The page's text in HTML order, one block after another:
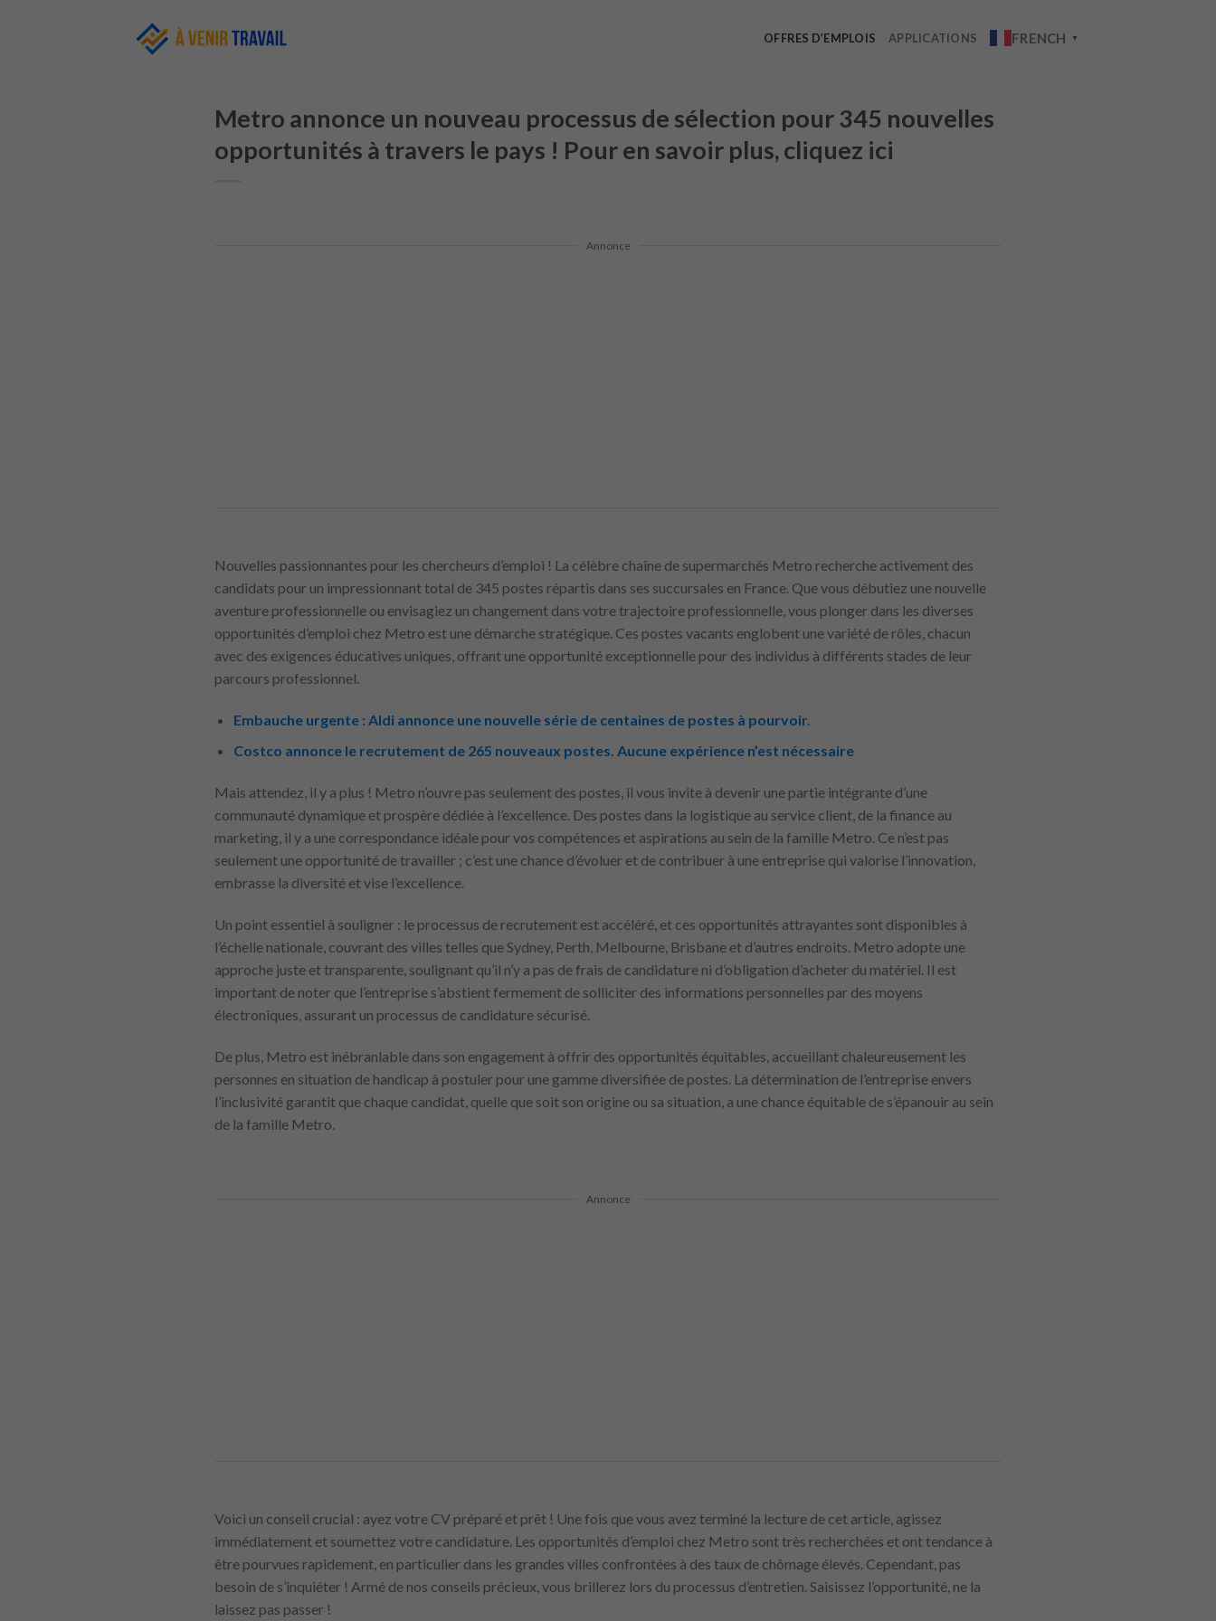
OFFRES D’EMPLOIS APPLICATIONS FRENCH ▼
Metro annonce un nouveau processus de sélection pour 345 nouvelles
opportunités à travers le pays ! Pour en savoir plus, cliquez ici
Annonce
Nouvelles passionnantes pour les chercheurs d’emploi ! La célèbre chaîne de supermarchés Metro recherche activement des
candidats pour un impressionnant total de 345 postes répartis dans ses succursales en France. Que vous débutiez une nouvelle
aventure professionnelle ou envisagiez un changement dans votre trajectoire professionnelle, vous plonger dans les diverses
opportunités d’emploi chez Metro est une démarche stratégique. Ces postes vacants englobent une variété de rôles, chacun
avec des exigences éducatives uniques, offrant une opportunité exceptionnelle pour des individus à différents stades de leur
parcours professionnel.
Embauche urgente : Aldi annonce une nouvelle série de centaines de postes à pourvoir.
Costco annonce le recrutement de 265 nouveaux postes. Aucune expérience n’est nécessaire
Mais attendez, il y a plus ! Metro n’ouvre pas seulement des postes, il vous invite à devenir une partie intégrante d’une
communauté dynamique et prospère dédiée à l’excellence. Des postes dans la logistique au service client, de la finance au
marketing, il y a une correspondance idéale pour vos compétences et aspirations au sein de la famille Metro. Ce n’est pas
seulement une opportunité de travailler ; c’est une chance d’évoluer et de contribuer à une entreprise qui valorise l’innovation,
embrasse la diversité et vise l’excellence.
Un point essentiel à souligner : le processus de recrutement est accéléré, et ces opportunités attrayantes sont disponibles à
l’échelle nationale, couvrant des villes telles que Sydney, Perth, Melbourne, Brisbane et d’autres endroits. Metro adopte une
approche juste et transparente, soulignant qu’il n’y a pas de frais de candidature ni d’obligation d’acheter du matériel. Il est
important de noter que l’entreprise s’abstient fermement de solliciter des informations personnelles par des moyens
électroniques, assurant un processus de candidature sécurisé.
De plus, Metro est inébranlable dans son engagement à offrir des opportunités équitables, accueillant chaleureusement les
personnes en situation de handicap à postuler pour une gamme diversifiée de postes. La détermination de l’entreprise envers
l’inclusivité garantit que chaque candidat, quelle que soit son origine ou sa situation, a une chance équitable de s’épanouir au sein
de la famille Metro.
Annonce
Voici un conseil crucial : ayez votre CV préparé et prêt ! Une fois que vous avez terminé la lecture de cet article, agissez
immédiatement et soumettez votre candidature. Les opportunités d’emploi chez Metro sont très recherchées et ont tendance à
être pourvues rapidement, en particulier dans les grandes villes confrontées à des taux de chômage élevés. Cependant, pas
besoin de s’inquiéter ! Armé de nos conseils précieux, vous brillerez lors du processus d’entretien. Saisissez l’opportunité, ne la
laissez pas passer !